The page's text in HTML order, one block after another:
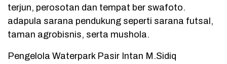
terjun, perosotan dan tempat ber swafoto.
adapula sarana pendukung seperti sarana futsal,
taman agrobisnis, serta mushola.
Pengelola Waterpark Pasir Intan M.Sidiq